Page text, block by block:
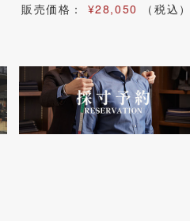
販売価格： ¥28,050 （税込）